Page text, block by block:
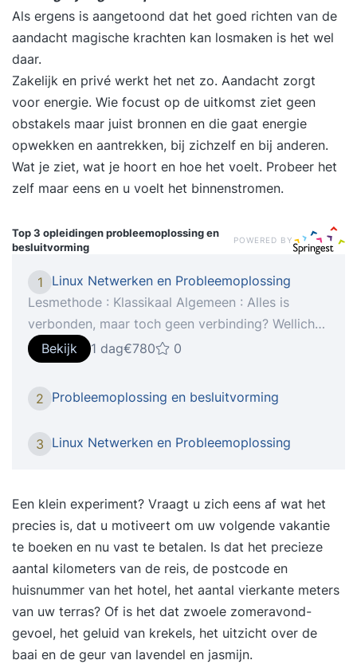
Als ergens is aangetoond dat het goed richten van de
aandacht magische krachten kan losmaken is het wel
daar.
Zakelijk en privé werkt het net zo. Aandacht zorgt
voor energie. Wie focust op de uitkomst ziet geen
obstakels maar juist bronnen en die gaat energie
opwekken en aantrekken, bij zichzelf en bij anderen.
Wat je ziet, wat je hoort en hoe het voelt. Probeer het
zelf maar eens en u voelt het binnenstromen.
Top 3 opleidingenprobleemoplossing en
besluitvorming
POWERED BY
1
Linux Netwerken en Probleemoplossing
Lesmethode : Klassikaal Algemeen : Alles is
verbonden, maar toch geen verbinding? Wellicht
gaat er onderweg iets mis met het
netwerkverkeer. Netwerkverbindingen worden in
tijden van virtualisatie, containers, cloud en
Internet of Things niet bepaald eenvoudiger. En
verwacht? Tijd om te onderzoeken waar het
daadwerkelijk heen gaat, of waar het tegenaan
loopt. In deze cursus bespreken we hoe een IP-
netwerk in elkaar zit, hoe applicaties verbinding
maken en hoe je op Linux de configuratie en
diagnose uitvoert. We gaan problemen met het
opzetten van verbindingen hands-on aanpakken
door systematisch de route van het
netwerkverkeer te volgen. Je leert
Bekijk 1 dag€780 0
2 Probleemoplossing en besluitvorming
3 Linux Netwerken en Probleemoplossing
Een klein experiment? Vraagt u zich eens af wat het
precies is, dat u motiveert om uw volgende vakantie
te boeken en nu vast te betalen. Is dat het precieze
aantal kilometers van de reis, de postcode en
huisnummer van het hotel, het aantal vierkante meters
van uw terras? Of is het dat zwoele zomeravond-
gevoel, het geluid van krekels, het uitzicht over de
baai en de geur van lavendel en jasmijn.